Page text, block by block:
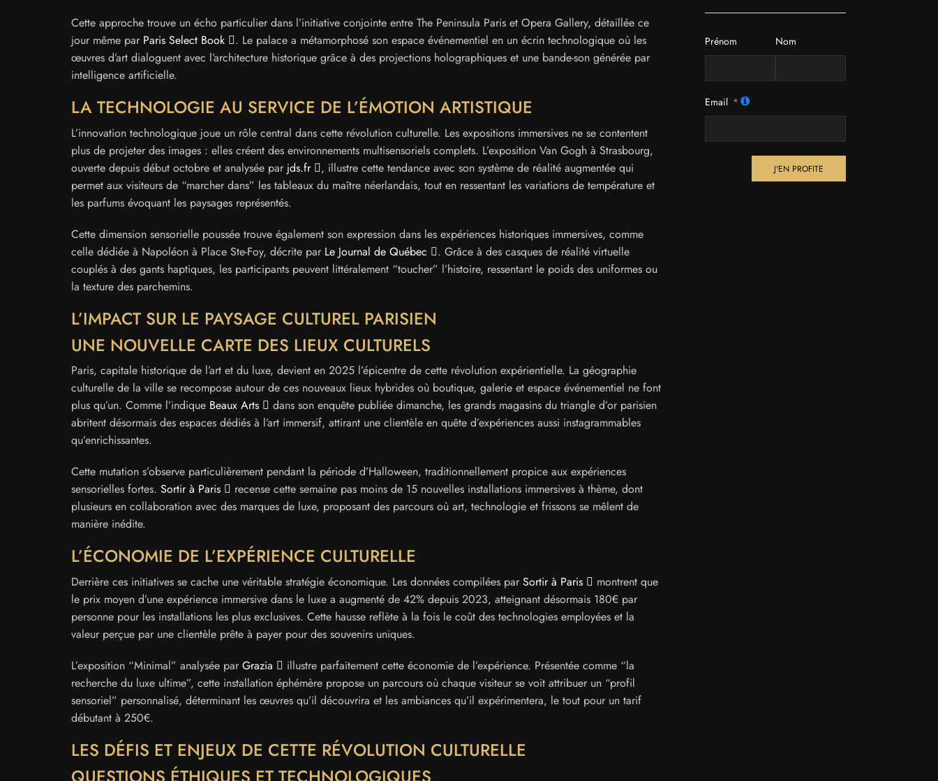
Cette approche trouve un écho particulier dans l’initiative conjointe entre The Peninsula Paris et Opera Gallery, détaillée ce
jour même par Paris Select Book
. Le palace a métamorphosé son espace événementiel en un écrin technologique où les
œuvres d’art dialoguent avec l’architecture historique grâce à des projections holographiques et une bande-son générée par
intelligence artificielle.
LA TECHNOLOGIE AU SERVICE DE L’ÉMOTION ARTISTIQUE
L’innovation technologique joue un rôle central dans cette révolution culturelle. Les expositions immersives ne se contentent
plus de projeter des images : elles créent des environnements multisensoriels complets. L’exposition Van Gogh à Strasbourg,
ouverte depuis début octobre et analysée par jds.fr
, illustre cette tendance avec son système de réalité augmentée qui
permet aux visiteurs de “marcher dans” les tableaux du maître néerlandais, tout en ressentant les variations de température et
les parfums évoquant les paysages représentés.
Cette dimension sensorielle poussée trouve également son expression dans les expériences historiques immersives, comme
celle dédiée à Napoléon à Place Ste-Foy, décrite par Le Journal de Québec
. Grâce à des casques de réalité virtuelle
couplés à des gants haptiques, les participants peuvent littéralement “toucher” l’histoire, ressentant le poids des uniformes ou
la texture des parchemins.
L’IMPACT SUR LE PAYSAGE CULTUREL PARISIEN
UNE NOUVELLE CARTE DES LIEUX CULTURELS
Paris, capitale historique de l’art et du luxe, devient en 2025 l’épicentre de cette révolution expérientielle. La géographie
culturelle de la ville se recompose autour de ces nouveaux lieux hybrides où boutique, galerie et espace événementiel ne font
plus qu’un. Comme l’indique Beaux Arts
dans son enquête publiée dimanche, les grands magasins du triangle d’or parisien
abritent désormais des espaces dédiés à l’art immersif, attirant une clientèle en quête d’expériences aussi instagrammables
qu’enrichissantes.
Cette mutation s’observe particulièrement pendant la période d’Halloween, traditionnellement propice aux expériences
sensorielles fortes. Sortir à Paris
recense cette semaine pas moins de 15 nouvelles installations immersives à thème, dont
plusieurs en collaboration avec des marques de luxe, proposant des parcours où art, technologie et frissons se mêlent de
manière inédite.
L’ÉCONOMIE DE L’EXPÉRIENCE CULTURELLE
Derrière ces initiatives se cache une véritable stratégie économique. Les données compilées par Sortir à Paris
montrent que
le prix moyen d’une expérience immersive dans le luxe a augmenté de 42% depuis 2023, atteignant désormais 180€ par
personne pour les installations les plus exclusives. Cette hausse reflète à la fois le coût des technologies employées et la
valeur perçue par une clientèle prête à payer pour des souvenirs uniques.
L’exposition “Minimal” analysée par Grazia
illustre parfaitement cette économie de l’expérience. Présentée comme “la
recherche du luxe ultime”, cette installation éphémère propose un parcours où chaque visiteur se voit attribuer un “profil
sensoriel” personnalisé, déterminant les œuvres qu’il découvrira et les ambiances qu’il expérimentera, le tout pour un tarif
débutant à 250€.
LES DÉFIS ET ENJEUX DE CETTE RÉVOLUTION CULTURELLE
Prénom Nom
Email
J'EN PROFITE